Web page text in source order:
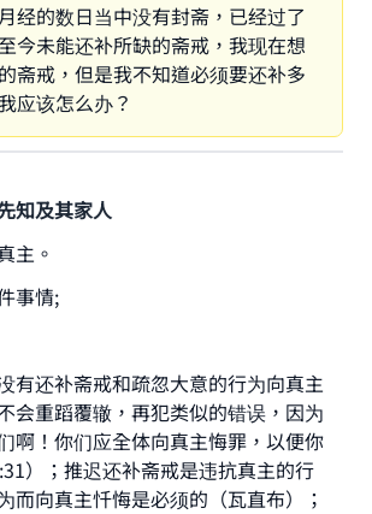
经的数日当中没有封斋，已经过了
今未能还补所缺的斋戒，我现在想
斋戒，但是我不知道必须要还补多
应该怎么办？
知及其家人
主。
事情;
有还补斋戒和疏忽大意的行为向真主
会重蹈覆辙，再犯类似的错误，因为
啊！你们应全体向真主悔罪，以便你
）；推迟还补斋戒是违抗真主的行
而向真主忏悔是必须的（瓦直布）；